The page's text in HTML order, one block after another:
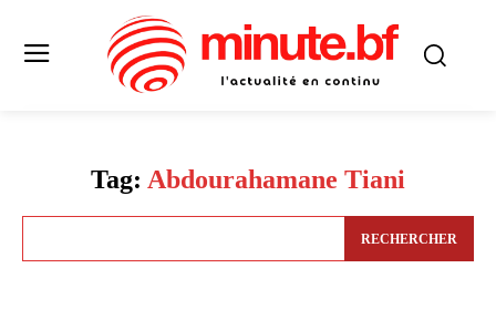
Tag: Abdourahamane Tiani
RECHERCHER